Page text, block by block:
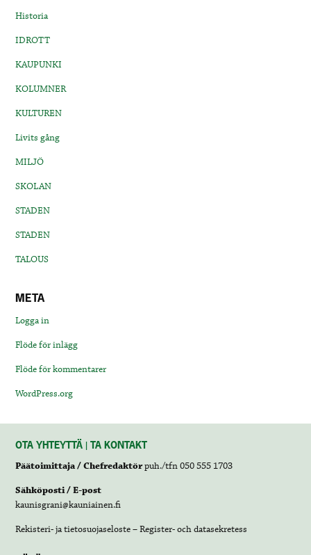
Historia
IDROTT
KAUPUNKI
KOLUMNER
KULTUREN
Livits gång
MILJÖ
SKOLAN
STADEN
STADEN
TALOUS
META
Logga in
Flöde för inlägg
Flöde för kommentarer
WordPress.org
OTA YHTEYTTÄ | TA KONTAKT
Päätoimittaja / Chefredaktörpuh./tfn 050 555 1703
Sähköposti / E-post
kaunisgrani@kauniainen.fi
Rekisteri- ja tietosuojaseloste – Register- och datasekretess